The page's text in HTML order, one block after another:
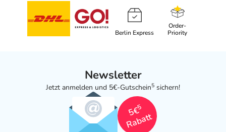
Berlin Express
Order-
Priority
Newsletter
Jetzt anmelden und 5€-Gutschein5 sichern!
5€
5
Rabatt